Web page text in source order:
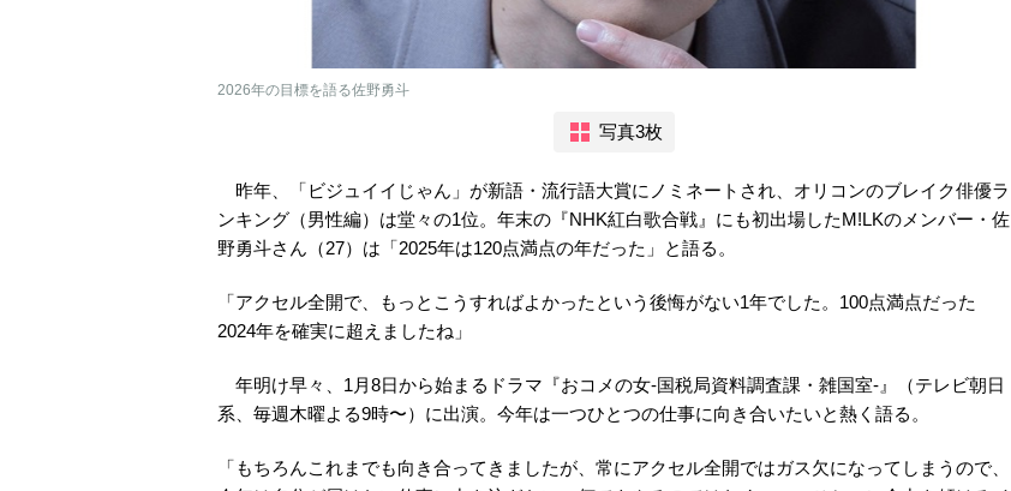
2026年の目標を語る佐野勇斗
写真3枚
昨年、「ビジュイイじゃん」が新語・流行語大賞にノミネートされ、オリコンのブレイク俳優ラ
ンキング（男性編）は堂々の1位。年末の『NHK紅白歌合戦』にも初出場したM!LKのメンバー・佐
野勇斗さん（27）は「2025年は120点満点の年だった」と語る。
「アクセル全開で、もっとこうすればよかったという後悔がない1年でした。100点満点だった
2024年を確実に超えましたね」
年明け早々、1月8日から始まるドラマ『おコメの女-国税局資料調査課・雑国室-』（テレビ朝日
系、毎週木曜よる9時〜）に出演。今年は一つひとつの仕事に向き合いたいと熱く語る。
「もちろんこれまでも向き合ってきましたが、常にアクセル全開ではガス欠になってしまうので、